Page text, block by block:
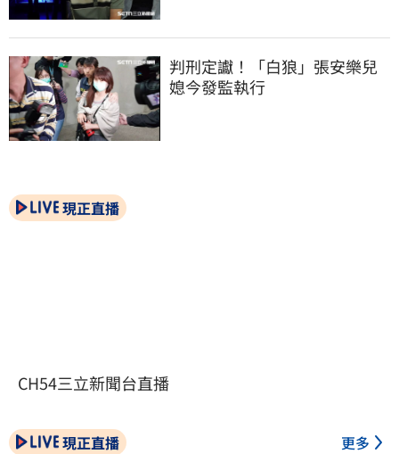
判刑定讞！「白狼」張安樂兒
媳今發監執行
現正直播
CH54三立新聞台直播
現正直播 更多